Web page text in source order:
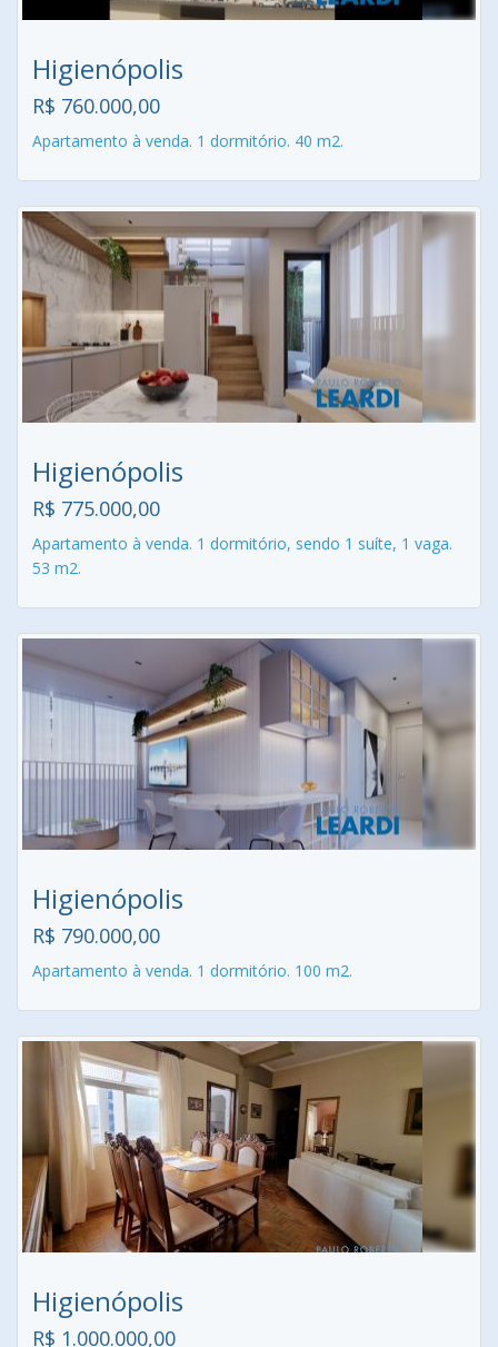
Higienópolis
R$ 760.000,00
Apartamento à venda. 1 dormitório. 40 m2.
Higienópolis
R$ 775.000,00
Apartamento à venda. 1 dormitório, sendo 1 suíte, 1 vaga.
53 m2.
Higienópolis
R$ 790.000,00
Apartamento à venda. 1 dormitório. 100 m2.
Higienópolis
R$ 1.000.000,00